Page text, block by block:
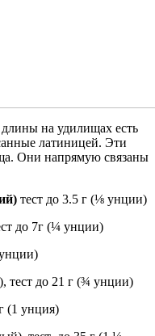
на удилищах есть
латиницей. Эти
Они напрямую связаны
тест до 3.5 г (⅛ унции)
до 7г (¼ унции)
тест до 21 г (¾ унции)
(1 унция)